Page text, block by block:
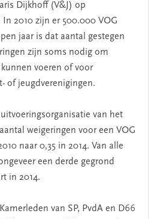
Dijkhoff (V&J) op
In 2010 zijn er 500.000 VOG
jaar is dat aantal gestegen
zijn soms nodig om
voeren of voor
of jeugdverenigingen.
van het
weigeringen voor een VOG
naar 0,35 in 2014. Van alle
een derde gegrond
in 2014.
van SP, PvdA en D66